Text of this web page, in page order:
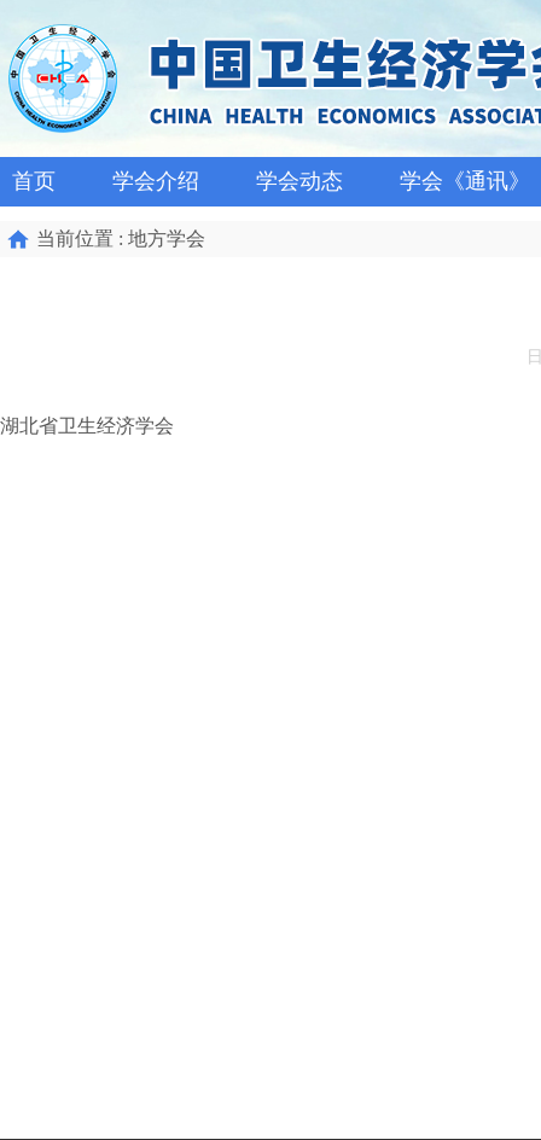
首页 学会介绍 学会动态 学会《通讯》
当前位置 : 地方学会
湖北省卫生经济学会